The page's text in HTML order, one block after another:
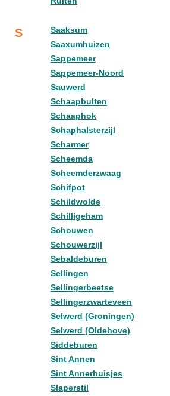
S
Saaksum
Saaxumhuizen
Sappemeer
Sappemeer-Noord
Sauwerd
Schaapbulten
Schaaphok
Schaphalsterzijl
Scharmer
Scheemda
Scheemderzwaag
Schifpot
Schildwolde
Schilligeham
Schouwen
Schouwerzijl
Sebaldeburen
Sellingen
Sellingerbeetse
Sellingerzwarteveen
Selwerd (Groningen)
Selwerd (Oldehove)
Siddeburen
Sint Annen
Sint Annerhuisjes
Slaperstil